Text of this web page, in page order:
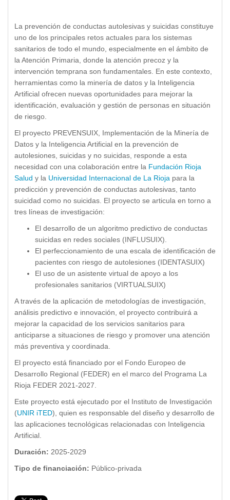
La prevención de conductas autolesivas y suicidas constituye
uno de los principales retos actuales para los sistemas
sanitarios de todo el mundo, especialmente en el ámbito de
la Atención Primaria, donde la atención precoz y la
intervención temprana son fundamentales. En este contexto,
herramientas como la minería de datos y la Inteligencia
Artificial ofrecen nuevas oportunidades para mejorar la
identificación, evaluación y gestión de personas en situación
de riesgo.
El proyecto PREVENSUIX, Implementación de la Minería de
Datos y la Inteligencia Artificial en la prevención de
autolesiones, suicidas y no suicidas, responde a esta
necesidad con una colaboración entre la Fundación Rioja
Salud y la Universidad Internacional de La Rioja para la
predicción y prevención de conductas autolesivas, tanto
suicidad como no suicidas. El proyecto se articula en torno a
tres líneas de investigación:
El desarrollo de un algoritmo predictivo de conductas
suicidas en redes sociales (INFLUSUIX).
El perfeccionamiento de una escala de identificación de
pacientes con riesgo de autolesiones (IDENTASUIX)
El uso de un asistente virtual de apoyo a los
profesionales sanitarios (VIRTUALSUIX)
A través de la aplicación de metodologías de investigación,
análisis predictivo e innovación, el proyecto contribuirá a
mejorar la capacidad de los servicios sanitarios para
anticiparse a situaciones de riesgo y promover una atención
más preventiva y coordinada.
El proyecto está financiado por el Fondo Europeo de
Desarrollo Regional (FEDER) en el marco del Programa La
Rioja FEDER 2021-2027.
Este proyecto está ejecutado por el Instituto de Investigación
(UNIR iTED), quien es responsable del diseño y desarrollo de
las aplicaciones tecnológicas relacionadas con Inteligencia
Artificial.
Duración: 2025-2029
Tipo de financiación: Público-privada